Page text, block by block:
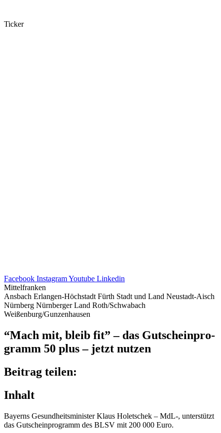
Ticker
Facebook InstagramYoutube Linkedin
Mittelfranken
Ansbach Erlangen-Höchstadt Fürth Stadt und Land Neustadt-Aisch
Nürnberg Nürnberger Land Roth/Schwabach
Weißenburg/Gunzenhausen
“Mach mit, bleib fit” – das Gutschein­pro­
gramm 50 plus – jetzt nutzen
Beitrag teilen:
Inhalt
Bayerns Gesund­heits­mi­nis­ter Klaus Holet­schek – MdL‑, unter­stützt
das Gutschein­pro­gramm des BLSV mit 200 000 Euro.